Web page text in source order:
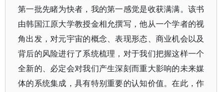
第一批先睹为快者，我的第一感觉是收获满满。该书
由韩国江原大学教授金相允撰写，他从一个学者的视
角出发，对元宇宙的概念、表现形态、商业机会以及
背后的风险进行了系统梳理，对于我们把握这样一个
全新的、必定会对我们产生深刻而重大影响的未来媒
体的系统集成，具有特别重要的认知价值。在此，作